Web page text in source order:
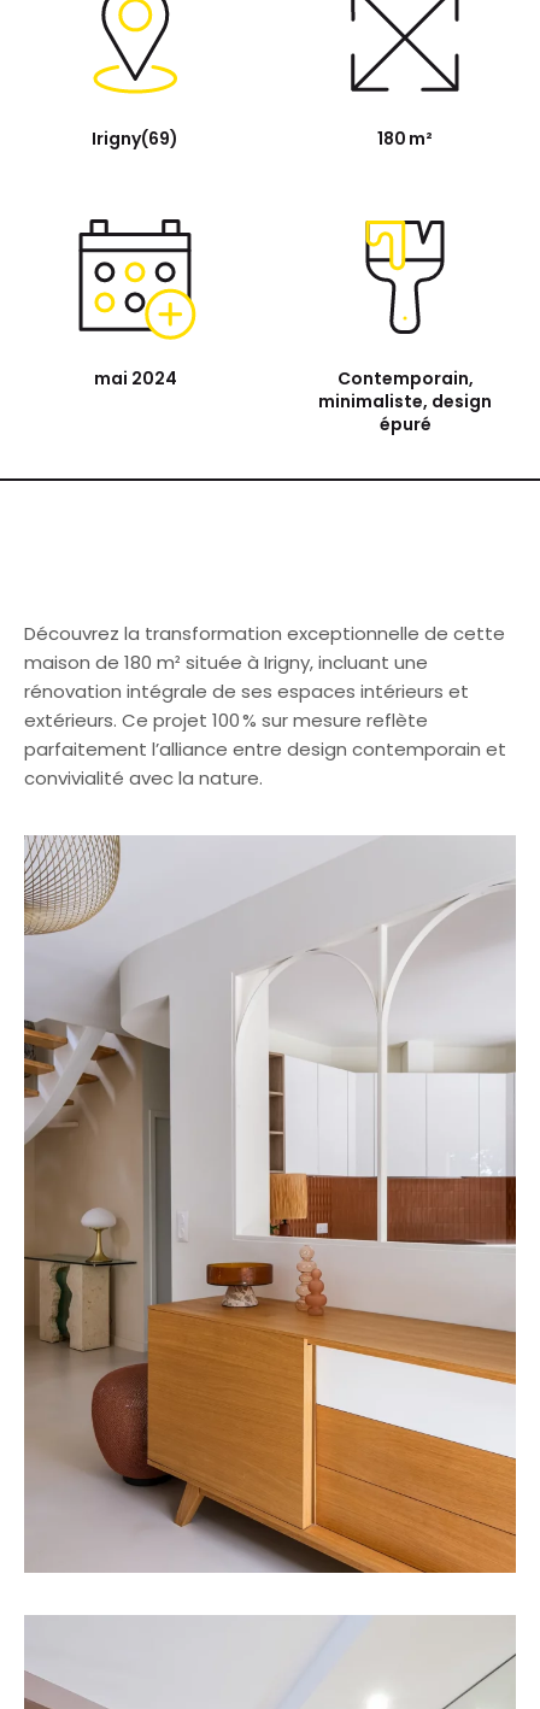
Irigny(69) 180 m²
mai 2024
Contemporain,
minimaliste, design
épuré
Découvrez la transformation exceptionnelle de cette
maison de 180 m² située à Irigny, incluant une
rénovation intégrale de ses espaces intérieurs et
extérieurs. Ce projet 100 % sur mesure reflète
parfaitement l’alliance entre design contemporain et
convivialité avec la nature.